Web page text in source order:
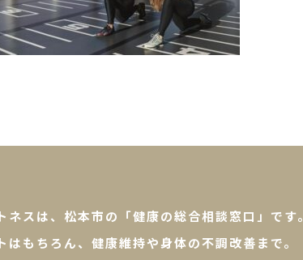
ネスは、松本市の「健康の総合相談窓口」です。
はもちろん、健康維持や身体の不調改善まで。